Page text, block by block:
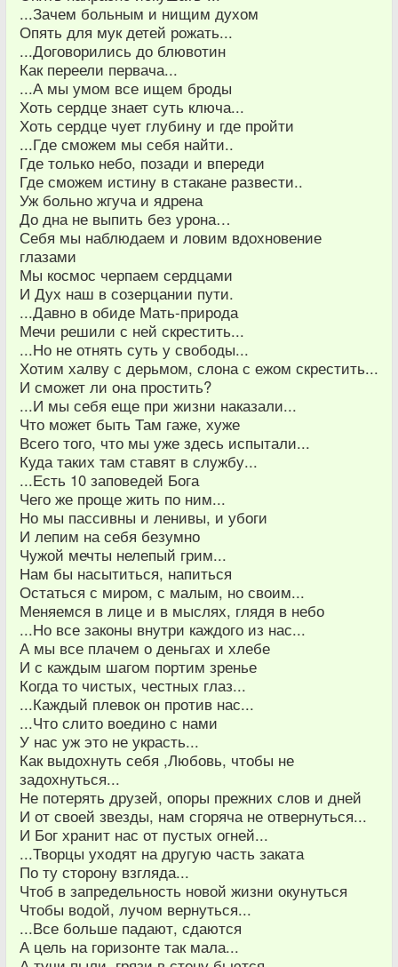
...Зачем больным и нищим духом
Опять для мук детей рожать...
...Договорились до блювотин
Как переели первача...
...А мы умом все ищем броды
Хоть сердце знает суть ключа...
Хоть сердце чует глубину и где пройти
...Где сможем мы себя найти..
Где только небо, позади и впереди
Где сможем истину в стакане развести..
Уж больно жгуча и ядрена
До дна не выпить без урона…
Себя мы наблюдаем и ловим вдохновение
глазами
Мы космос черпаем сердцами
И Дух наш в созерцании пути.
...Давно в обиде Мать-природа
Мечи решили с ней скрестить...
...Но не отнять суть у свободы...
Хотим халву с дерьмом, слона с ежом скрестить...
И сможет ли она простить?
...И мы себя еще при жизни наказали...
Что может быть Там гаже, хуже
Всего того, что мы уже здесь испытали...
Куда таких там ставят в службу...
...Есть 10 заповедей Бога
Чего же проще жить по ним...
Но мы пассивны и ленивы, и убоги
И лепим на себя безумно
Чужой мечты нелепый грим...
Нам бы насытиться, напиться
Остаться с миром, с малым, но своим...
Меняемся в лице и в мыслях, глядя в небо
...Но все законы внутри каждого из нас...
А мы все плачем о деньгах и хлебе
И с каждым шагом портим зренье
Когда то чистых, честных глаз...
...Каждый плевок он против нас...
...Что слито воедино с нами
У нас уж это не украсть...
Как выдохнуть себя ,Любовь, чтобы не
задохнуться...
Не потерять друзей, опоры прежних слов и дней
И от своей звезды, нам сгоряча не отвернуться...
И Бог хранит нас от пустых огней...
...Творцы уходят на другую часть заката
По ту сторону взгляда...
Чтоб в запредельность новой жизни окунуться
Чтобы водой, лучом вернуться...
...Все больше падают, сдаются
А цель на горизонте так мала...